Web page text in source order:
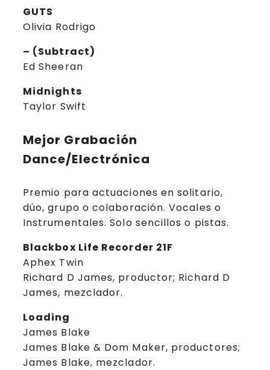
GUTS
Olivia Rodrigo
– (Subtract)
Ed Sheeran
Midnights
Taylor Swift
Mejor Grabación
Dance/Electrónica
Premio para actuaciones en solitario,
dúo, grupo o colaboración. Vocales o
Instrumentales. Solo sencillos o pistas.
Blackbox Life Recorder 21F
Aphex Twin
Richard D James, productor; Richard D
James, mezclador.
Loading
James Blake
James Blake & Dom Maker, productores;
James Blake, mezclador.